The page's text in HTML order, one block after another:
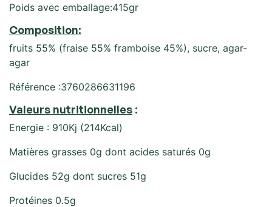
Poids avec emballage:415gr
Composition:
fruits 55% (fraise 55% framboise 45%), sucre, agar-
agar
Référence :3760286631196
Valeurs nutritionnelles :
Energie : 910Kj (214Kcal)
Matières grasses 0g dont acides saturés 0g
Glucides 52g dont sucres 51g
Protéines 0.5g